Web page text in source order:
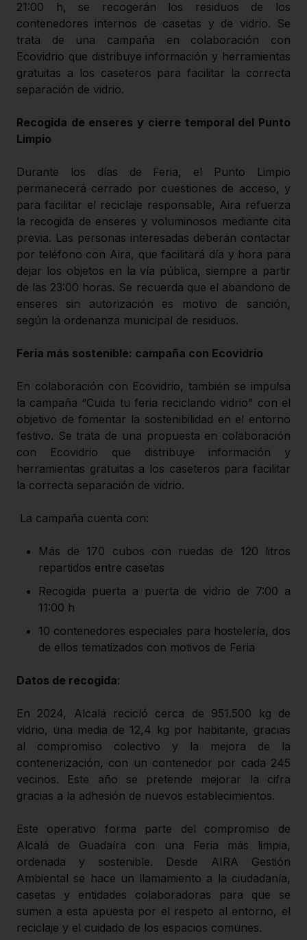
21:00 h, se recogerán los residuos de los
contenedores internos de casetas y de vidrio. Se
trata de una campaña en colaboración con
Ecovidrio que distribuye información y herramientas
gratuitas a los caseteros para facilitar la correcta
separación de vidrio.
Recogida de enseres y cierre temporal del Punto
Limpio
Durante los días de Feria, el Punto Limpio
permanecerá cerrado por cuestiones de acceso, y
para facilitar el reciclaje responsable, Aira refuerza
la recogida de enseres y voluminosos mediante cita
previa. Las personas interesadas deberán contactar
por teléfono con Aira, que facilitará día y hora para
dejar los objetos en la vía pública, siempre a partir
de las 23:00 horas. Se recuerda que el abandono de
enseres sin autorización es motivo de sanción,
según la ordenanza municipal de residuos.
Feria más sostenible: campaña con Ecovidrio
En colaboración con Ecovidrio, también se impulsa
la campaña “Cuida tu feria reciclando vidrio” con el
objetivo de fomentar la sostenibilidad en el entorno
festivo. Se trata de una propuesta en colaboración
con Ecovidrio que distribuye información y
herramientas gratuitas a los caseteros para facilitar
la correcta separación de vidrio.
La campaña cuenta con:
Más de 170 cubos con ruedas de 120 litros
repartidos entre casetas
Recogida puerta a puerta de vidrio de 7:00 a
11:00 h
10 contenedores especiales para hostelería, dos
de ellos tematizados con motivos de Feria
Datos de recogida:
En 2024, Alcalá recicló cerca de 951.500 kg de
vidrio, una media de 12,4 kg por habitante, gracias
al compromiso colectivo y la mejora de la
contenerización, con un contenedor por cada 245
vecinos. Este año se pretende mejorar la cifra
gracias a la adhesión de nuevos establecimientos.
Este operativo forma parte del compromiso de
Alcalá de Guadaíra con una Feria más limpia,
ordenada y sostenible. Desde AIRA Gestión
Ambiental se hace un llamamiento a la ciudadanía,
casetas y entidades colaboradoras para que se
sumen a esta apuesta por el respeto al entorno, el
reciclaje y el cuidado de los espacios comunes.